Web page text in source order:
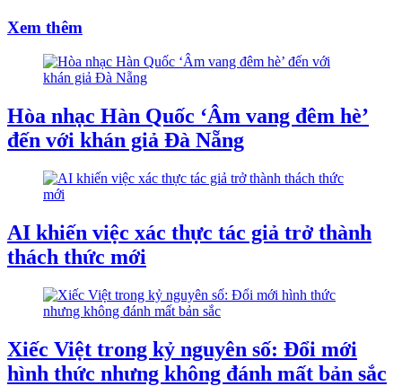
Xem thêm
Hòa nhạc Hàn Quốc ‘Âm vang đêm hè’
đến với khán giả Đà Nẵng
AI khiến việc xác thực tác giả trở thành
thách thức mới
Xiếc Việt trong kỷ nguyên số: Đổi mới
hình thức nhưng không đánh mất bản sắc